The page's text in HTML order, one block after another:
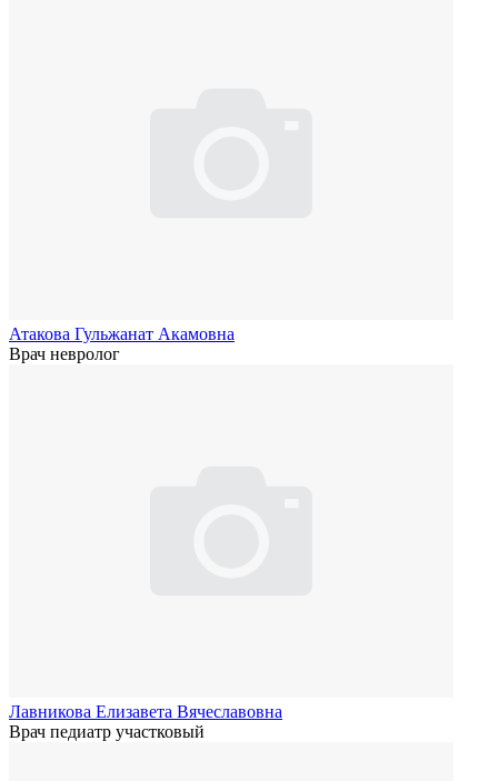
Атакова Гульжанат Акамовна
Врач невролог
Лавникова Елизавета Вячеславовна
Врач педиатр участковый